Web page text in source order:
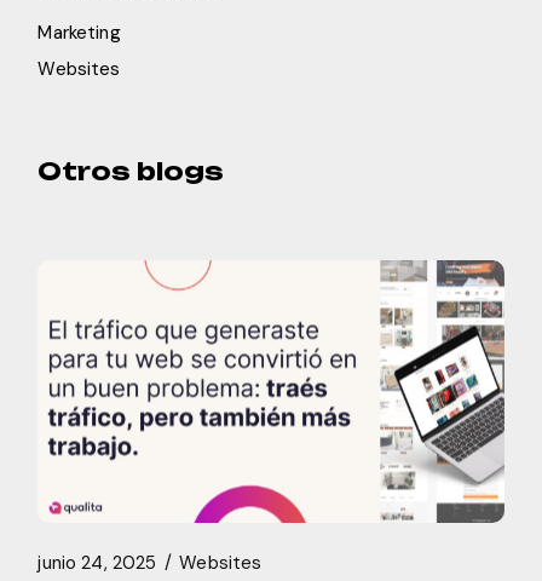
Marketing
Websites
Otros blogs
junio 24, 2025 Websites